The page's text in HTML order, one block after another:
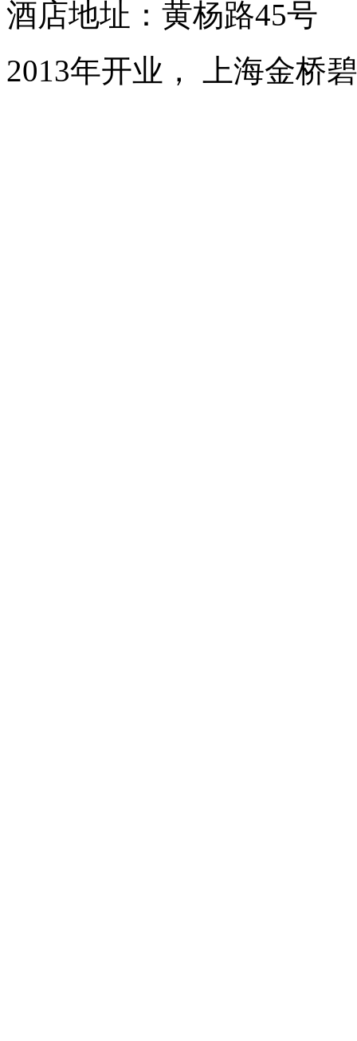
酒店地址：黄杨路45号
2013年开业， 上海金